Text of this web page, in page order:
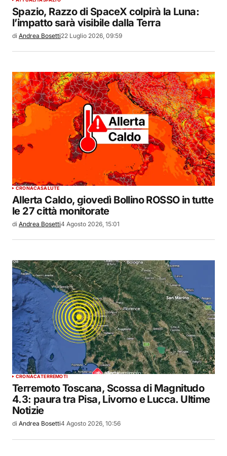
Spazio, Razzo di SpaceX colpirà la Luna:
l’impatto sarà visibile dalla Terra
di Andrea Bosetti22 Luglio 2026, 09:59
CRONACASALUTE
Allerta Caldo, giovedì Bollino ROSSO in tutte
le 27 città monitorate
di Andrea Bosetti4 Agosto 2026, 15:01
CRONACATERREMOTI
Terremoto Toscana, Scossa di Magnitudo
4.3: paura tra Pisa, Livorno e Lucca. Ultime
Notizie
di Andrea Bosetti4 Agosto 2026, 10:56